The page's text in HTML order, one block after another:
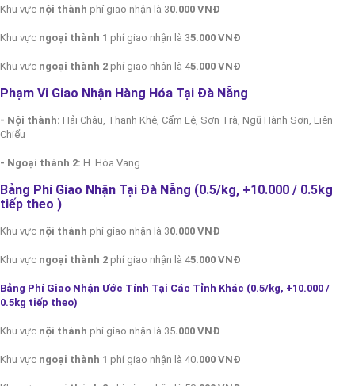
Khu vực nội thành phí giao nhận là 30.000 VNĐ
Khu vực ngoại thành 1 phí giao nhận là 35.000 VNĐ
Khu vực ngoại thành 2 phí giao nhận là 45.000 VNĐ
Phạm Vi Giao Nhận Hàng Hóa Tại Đà Nẵng
- Nội thành: Hải Châu, Thanh Khê, Cẩm Lệ, Sơn Trà, Ngũ Hành Sơn, Liên
Chiểu
- Ngoại thành 2: H. Hòa Vang
Bảng Phí Giao Nhận Tại Đà Nẵng (0.5/kg, +10.000 / 0.5kg
tiếp theo )
Khu vực nội thành phí giao nhận là 30.000 VNĐ
Khu vực ngoại thành 2 phí giao nhận là 45.000 VNĐ
Bảng Phí Giao Nhận Ước Tính Tại Các Tỉnh Khác (0.5/kg, +10.000 /
0.5kg tiếp theo)
Khu vực nội thành phí giao nhận là 35.000 VNĐ
Khu vực ngoại thành 1 phí giao nhận là 40.000 VNĐ